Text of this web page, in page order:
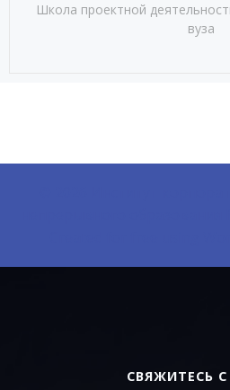
Школа проектной
вуза
СВЯЖИТЕСЬ